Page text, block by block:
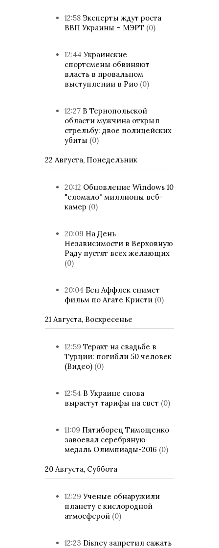
12:58 Эксперты ждут роста
ВВП Украины – МЭРТ (0)
12:44 Украинские
спортсмены обвиняют
власть в провальном
выступлении в Рио (0)
12:27 В Тернопольской
области мужчина открыл
стрельбу: двое полицейских
убиты (0)
22 Августа, Понедельник
20:12 Обновление Windows 10
"сломало" миллионы веб-
камер (0)
20:09 На День
Независимости в Верховную
Раду пустят всех желающих
(0)
20:04 Бен Аффлек снимет
фильм по Агате Кристи (0)
21 Августа, Воскресенье
12:59 Теракт на свадьбе в
Турции: погибли 50 человек
(Видео) (0)
12:54 В Украине снова
вырастут тарифы на свет (0)
11:09 Пятиборец Тимощенко
завоевал серебряную
медаль Олимпиады-2016 (0)
20 Августа, Суббота
12:29 Ученые обнаружили
планету с кислородной
атмосферой (0)
12:23 Disney запретил сажать